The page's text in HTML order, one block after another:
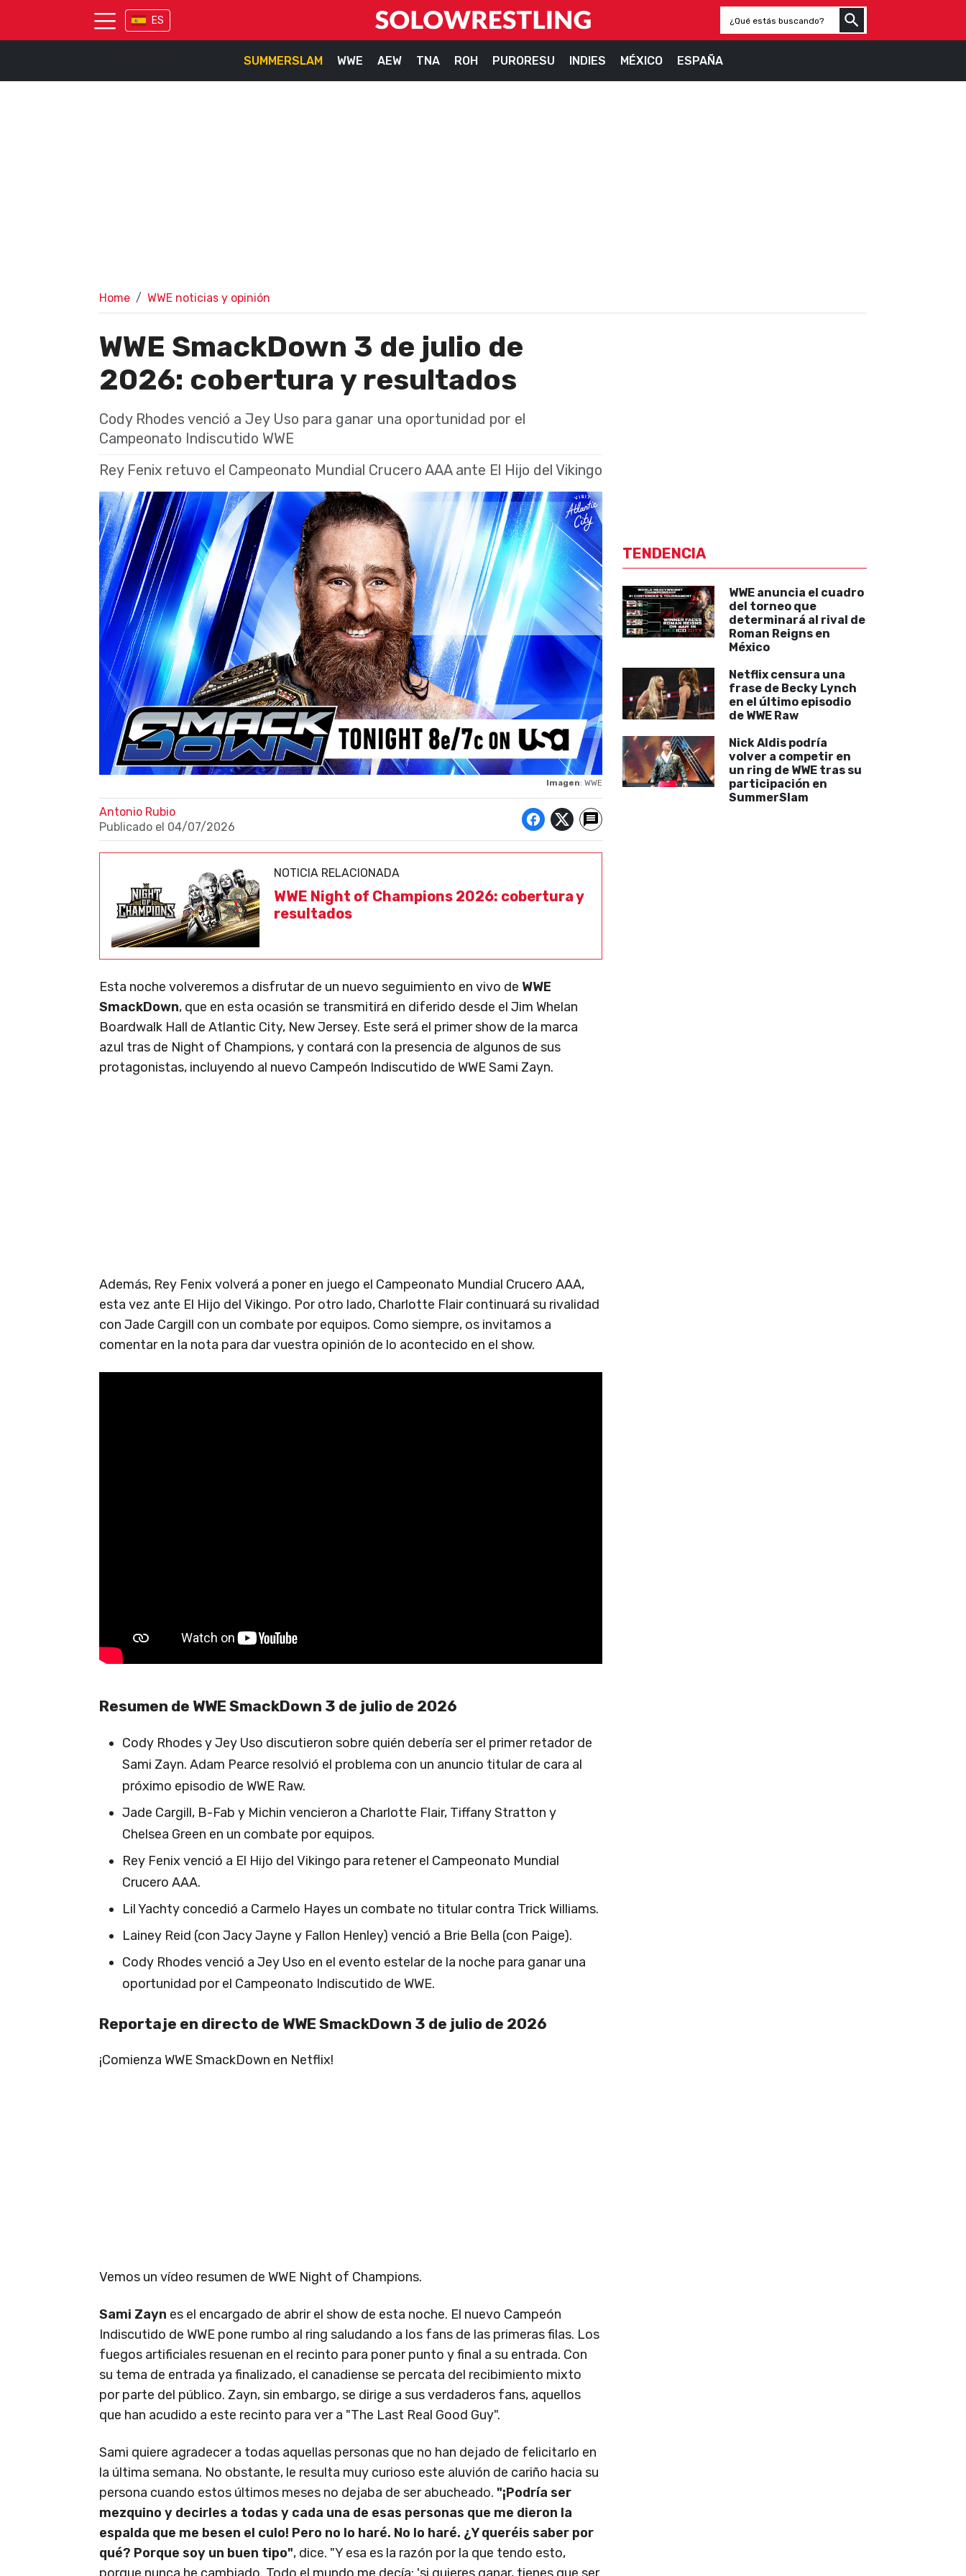
ES
SUMMERSLAM WWE AEW TNA ROH PURORESU INDIES MÉXICO ESPAÑA
Home WWE noticias y opinión
WWE SmackDown 3 de julio de
2026: cobertura y resultados
Cody Rhodes venció a Jey Uso para ganar una oportunidad por el
Campeonato Indiscutido WWE
Rey Fenix retuvo el Campeonato Mundial Crucero AAA ante El Hijo del Vikingo
Imagen: WWE
Antonio Rubio
Publicado el 04/07/2026
NOTICIA RELACIONADA
WWE Night of Champions 2026: cobertura y
resultados
Esta noche volveremos a disfrutar de un nuevo seguimiento en vivo de WWE
SmackDown, que en esta ocasión se transmitirá en diferido desde el Jim Whelan
Boardwalk Hall de Atlantic City, New Jersey. Este será el primer show de la marca
azul tras de Night of Champions, y contará con la presencia de algunos de sus
protagonistas, incluyendo al nuevo Campeón Indiscutido de WWE Sami Zayn.
Además, Rey Fenix volverá a poner en juego el Campeonato Mundial Crucero AAA,
esta vez ante El Hijo del Vikingo. Por otro lado, Charlotte Flair continuará su rivalidad
con Jade Cargill con un combate por equipos. Como siempre, os invitamos a
comentar en la nota para dar vuestra opinión de lo acontecido en el show.
Resumen de WWE SmackDown 3 de julio de 2026
Cody Rhodes y Jey Uso discutieron sobre quién debería ser el primer retador de
Sami Zayn. Adam Pearce resolvió el problema con un anuncio titular de cara al
próximo episodio de WWE Raw.
Jade Cargill, B-Fab y Michin vencieron a Charlotte Flair, Tiffany Stratton y
Chelsea Green en un combate por equipos.
Rey Fenix venció a El Hijo del Vikingo para retener el Campeonato Mundial
Crucero AAA.
Lil Yachty concedió a Carmelo Hayes un combate no titular contra Trick Williams.
Lainey Reid (con Jacy Jayne y Fallon Henley) venció a Brie Bella (con Paige).
Cody Rhodes venció a Jey Uso en el evento estelar de la noche para ganar una
oportunidad por el Campeonato Indiscutido de WWE.
Reportaje en directo de WWE SmackDown 3 de julio de 2026
¡Comienza WWE SmackDown en Netflix!
Vemos un vídeo resumen de WWE Night of Champions.
Sami Zayn es el encargado de abrir el show de esta noche. El nuevo Campeón
Indiscutido de WWE pone rumbo al ring saludando a los fans de las primeras filas. Los
fuegos artificiales resuenan en el recinto para poner punto y final a su entrada. Con
su tema de entrada ya finalizado, el canadiense se percata del recibimiento mixto
por parte del público. Zayn, sin embargo, se dirige a sus verdaderos fans, aquellos
que han acudido a este recinto para ver a "The Last Real Good Guy".
Sami quiere agradecer a todas aquellas personas que no han dejado de felicitarlo en
la última semana. No obstante, le resulta muy curioso este aluvión de cariño hacia su
persona cuando estos últimos meses no dejaba de ser abucheado. "¡Podría ser
mezquino y decirles a todas y cada una de esas personas que me dieron la
espalda que me besen el culo! Pero no lo haré. No lo haré. ¿Y queréis saber por
qué? Porque soy un buen tipo", dice. "Y esa es la razón por la que tendo esto,
TENDENCIA
WWE anuncia el cuadro
del torneo que
determinará al rival de
Roman Reigns en
México
Netflix censura una
frase de Becky Lynch
en el último episodio
de WWE Raw
Nick Aldis podría
volver a competir en
un ring de WWE tras su
participación en
SummerSlam